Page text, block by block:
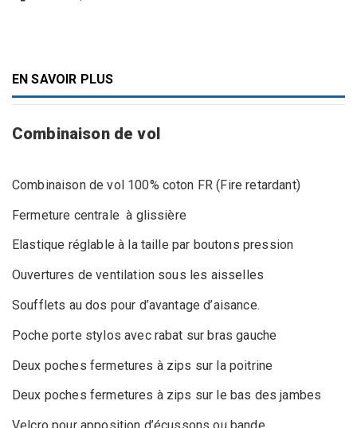
EN SAVOIR PLUS
Combinaison de vol
Combinaison de vol 100% coton FR (Fire retardant)
Fermeture centrale à glissière
Elastique réglable à la taille par boutons pression
Ouvertures de ventilation sous les aisselles
Soufflets au dos pour d’avantage d’aisance.
Poche porte stylos avec rabat sur bras gauche
Deux poches fermetures à zips sur la poitrine
Deux poches fermetures à zips sur le bas des jambes